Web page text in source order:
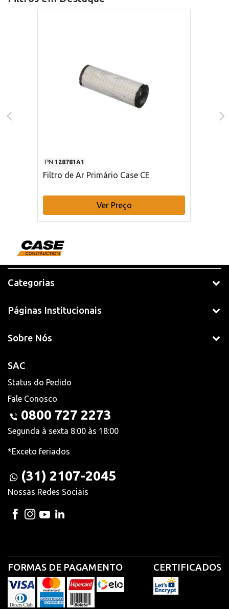
PN 128781A1
Filtro de Ar Primário Case CE
Ver Preço
Categorias
Páginas Institucionais
Sobre Nós
SAC
Status do Pedido
Fale Conosco
0800 727 2273
Segunda à sexta 8:00 às 18:00
*Exceto feriados
(31) 2107-2045
Nossas Redes Sociais
FORMAS DE PAGAMENTO CERTIFICADOS